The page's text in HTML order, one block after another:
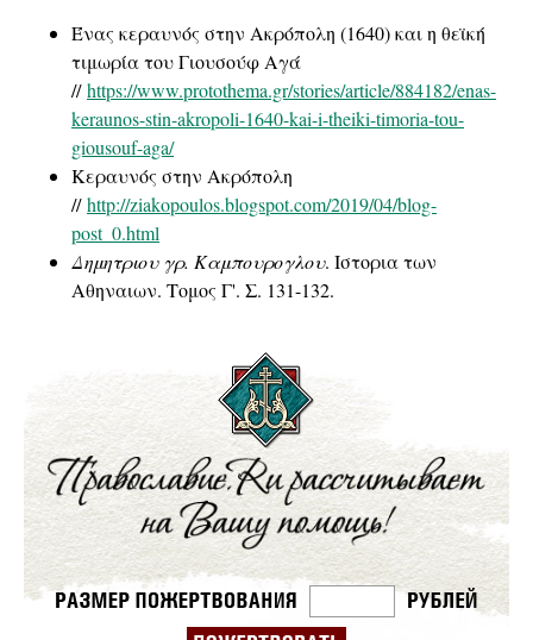
Ένας κεραυνός στην Ακρόπολη (1640) και η θεϊκή
τιμωρία του Γιουσούφ Αγά
//https://www.protothema.gr/stories/article/884182/enas-
keraunos-stin-akropoli-1640-kai-i-theiki-timoria-tou-
giousouf-aga/
Κεραυνός στην Ακρόπολη
//http://ziakopoulos.blogspot.com/2019/04/blog-
post_0.html
Δημητριου γρ. Καμπουρογλου. Ιστορια των
Αθηναιων. Τομος Γ'. Σ. 131-132.